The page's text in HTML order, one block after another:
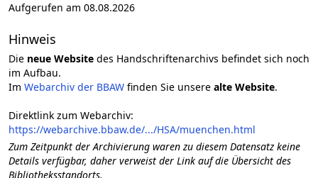
Aufgerufen am 08.08.2026
Hinweis
Die neue Website des Handschriftenarchivs befindet sich noch
im Aufbau.
Im Webarchiv der BBAW finden Sie unsere alte Website.
Direktlink zum Webarchiv:
https://webarchive.bbaw.de/.../HSA/muenchen.html
Zum Zeitpunkt der Archivierung waren zu diesem Datensatz keine
Details verfügbar, daher verweist der Link auf die Übersicht des
Bibliotheksstandorts.